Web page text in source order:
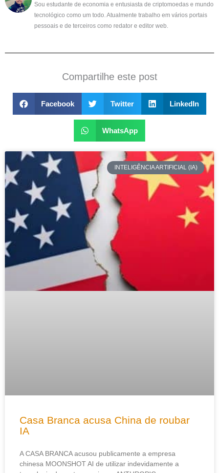
Sou estudante de economia e entusiasta de criptomoedas e mundo
tecnológico como um todo. Atualmente trabalho em vários portais
pessoais e de terceiros como redator e editor web.
Compartilhe este post
Facebook Twitter LinkedIn
WhatsApp
INTELIGÊNCIA ARTIFICIAL (IA)
Casa Branca acusa China de roubar
IA
A CASA BRANCA acusou publicamente a empresa
chinesa MOONSHOT AI de utilizar indevidamente a